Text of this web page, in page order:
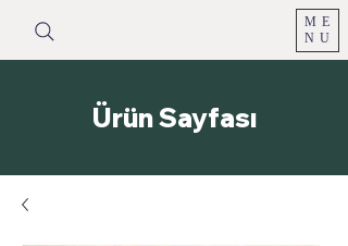
ME
NU
Ürün Sayfası